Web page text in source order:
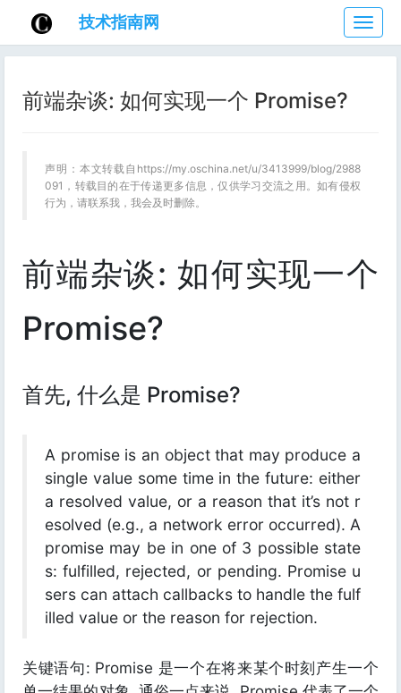
技
术
指
技术指南网
前端杂谈: 如何实现一个 Promise?
声明：本文转载自https://my.oschina.net/u/3413999/blog/2988
091，转载目的在于传递更多信息，仅供学习交流之用。如有侵权
行为，请联系我，我会及时删除。
前端杂谈: 如何实现一个
Promise?
首先, 什么是 Promise?
A promise is an object that may produce a
single value some time in the future: either
a resolved value, or a reason that it’s not r
esolved (e.g., a network error occurred). A
promise may be in one of 3 possible state
s: fulfilled, rejected, or pending. Promise u
sers can attach callbacks to handle the fulf
illed value or the reason for rejection.
关键语句: Promise 是一个在将来某个时刻产生一个